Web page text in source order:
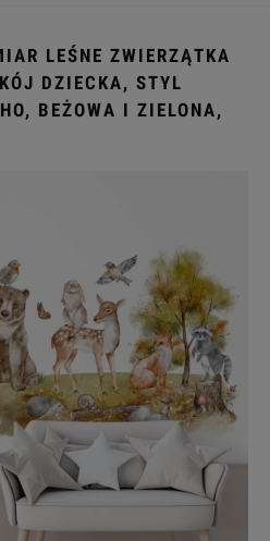
LEŚNE ZWIERZĄTKA
DZIECKA, STYL
BEŻOWA I ZIELONA,